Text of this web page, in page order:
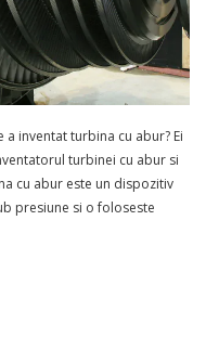
inventat turbina cu abur? Ei
turbinei cu abur si
cu abur este un dispozitiv
presiune si o foloseste